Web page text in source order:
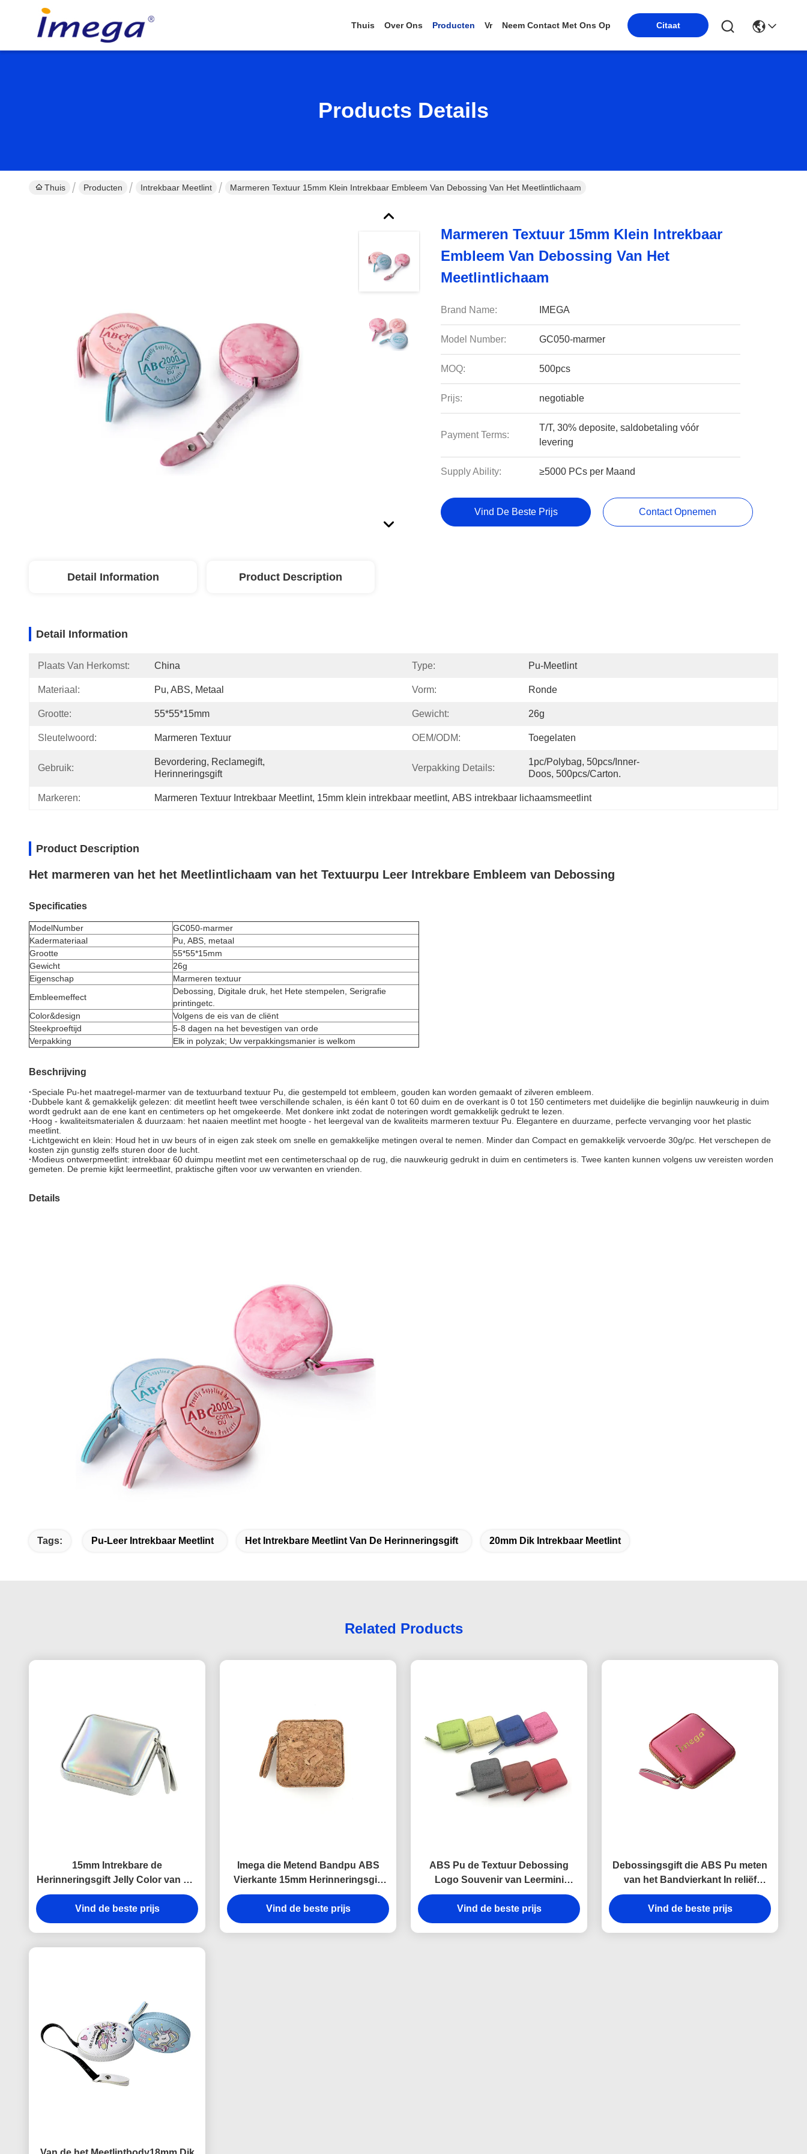
Thuis Over Ons Producten Vr Neem Contact Met Ons Op Citaat
Products Details
Thuis Producten Intrekbaar Meetlint Marmeren Textuur 15mm Klein Intrekbaar Embleem Van Debossing Van Het Meetlintlichaam
Marmeren Textuur 15mm Klein Intrekbaar
Embleem Van Debossing Van Het
Meetlintlichaam
Brand Name: IMEGA
Model Number: GC050-marmer
MOQ: 500pcs
Prijs: negotiable
Payment Terms:
T/T, 30% deposite, saldobetaling vóór
levering
Supply Ability: ≥5000 PCs per Maand
Vind De Beste Prijs Contact Opnemen
Detail Information Product Description
Detail Information
Plaats Van Herkomst: China Type: Pu-Meetlint
Materiaal: Pu, ABS, Metaal Vorm: Ronde
Grootte: 55*55*15mm Gewicht: 26g
Sleutelwoord: Marmeren Textuur OEM/ODM: Toegelaten
Gebruik:
Bevordering, Reclamegift,
Herinneringsgift
Verpakking Details:
1pc/polybag, 50pcs/inner-
Doos, 500pcs/carton.
Markeren: Marmeren Textuur Intrekbaar Meetlint, 15mm klein intrekbaar meetlint, ABS intrekbaar lichaamsmeetlint
Product Description
Het marmeren van het het Meetlintlichaam van het Textuurpu Leer Intrekbare Embleem van Debossing
Specificaties
ModelNumber
GC050-marmer
Kadermateriaal
Pu, ABS, metaal
Grootte
55*55*15mm
Gewicht
26g
Eigenschap
Marmeren textuur
Embleemeffect
Debossing, Digitale druk, het Hete stempelen, Serigrafie
printingetc.
Color&design
Volgens de eis van de cliënt
Steekproeftijd
5-8 dagen na het bevestigen van orde
Verpakking
Elk in polyzak; Uw verpakkingsmanier is welkom
Beschrijving
·Speciale Pu-het maatregel-marmer van de textuurband textuur Pu, die gestempeld tot embleem, gouden kan worden gemaakt of zilveren embleem.
·Dubbele kant & gemakkelijk gelezen: dit meetlint heeft twee verschillende schalen, is één kant 0 tot 60 duim en de overkant is 0 tot 150 centimeters met duidelijke die beginlijn nauwkeurig in duim
wordt gedrukt aan de ene kant en centimeters op het omgekeerde. Met donkere inkt zodat de noteringen wordt gemakkelijk gedrukt te lezen.
·Hoog - kwaliteitsmaterialen & duurzaam: het naaien meetlint met hoogte - het leergeval van de kwaliteits marmeren textuur Pu. Elegantere en duurzame, perfecte vervanging voor het plastic
meetlint.
·Lichtgewicht en klein: Houd het in uw beurs of in eigen zak steek om snelle en gemakkelijke metingen overal te nemen. Minder dan Compact en gemakkelijk vervoerde 30g/pc. Het verschepen de
kosten zijn gunstig zelfs sturen door de lucht.
·Modieus ontwerpmeetlint: intrekbaar 60 duimpu meetlint met een centimeterschaal op de rug, die nauwkeurig gedrukt in duim en centimeters is. Twee kanten kunnen volgens uw vereisten worden
gemeten. De premie kijkt leermeetlint, praktische giften voor uw verwanten en vrienden.
Details
Tags: Pu-Leer Intrekbaar Meetlint Het Intrekbare Meetlint Van De Herinneringsgift 20mm Dik Intrekbaar Meetlint
Related Products
15mm Intrekbare de
Herinneringsgift Jelly Color van het
Meetlintpu Leer
Vind de beste prijs
Imega die Metend Bandpu ABS
Vierkante 15mm Herinneringsgift
naaien
Vind de beste prijs
ABS Pu de Textuur Debossing
Logo Souvenir van Leermini
retractable tape measure fabric
Vind de beste prijs
Debossingsgift die ABS Pu meten
van het Bandvierkant In reliëf
gemaakte Embleem
Vind de beste prijs